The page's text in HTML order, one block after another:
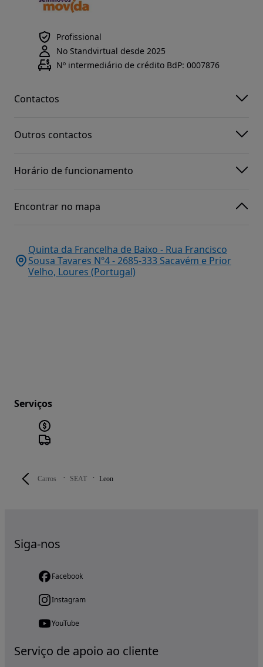
Carros SEAT Leon
Profissional
No Standvirtual desde 2025
Nº intermediário de crédito BdP: 0007876
Contactos
Outros contactos
Horário de funcionamento
Encontrar no mapa
Quinta da Francelha de Baixo - Rua Francisco
Sousa Tavares Nº4 - 2685-333 Sacavém e Prior
Velho, Loures (Portugal)
Serviços
Siga-nos
Facebook
Instagram
YouTube
Serviço de apoio ao cliente